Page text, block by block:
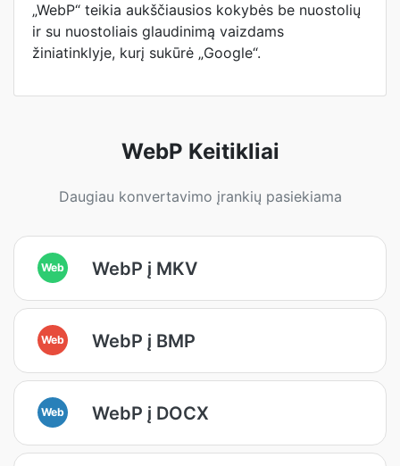
„WebP“ teikia aukščiausios kokybės be nuostolių
ir su nuostoliais glaudinimą vaizdams
žiniatinklyje, kurį sukūrė „Google“.
WebP Keitikliai
Daugiau konvertavimo įrankių pasiekiama
Web WebP į MKV
Web WebP į BMP
Web WebP į DOCX